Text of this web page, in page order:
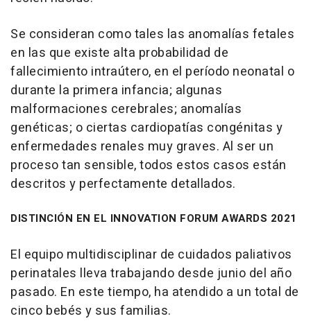
Se consideran como tales las anomalías fetales
en las que existe alta probabilidad de
fallecimiento intraútero, en el período neonatal o
durante la primera infancia; algunas
malformaciones cerebrales; anomalías
genéticas; o ciertas cardiopatías congénitas y
enfermedades renales muy graves. Al ser un
proceso tan sensible, todos estos casos están
descritos y perfectamente detallados.
DISTINCIÓN EN EL INNOVATION FORUM AWARDS 2021
El equipo multidisciplinar de cuidados paliativos
perinatales lleva trabajando desde junio del año
pasado. En este tiempo, ha atendido a un total de
cinco bebés y sus familias.